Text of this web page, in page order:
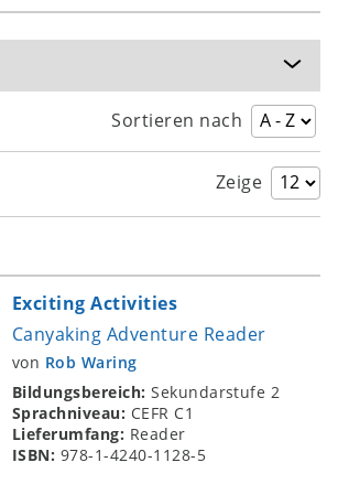
Sortieren nach
Zeige
Exciting Activities
Canyaking Adventure Reader
von Rob Waring
Bildungsbereich:Sekundarstufe 2
Sprachniveau: CEFR C1
Lieferumfang: Reader
ISBN: 978-1-4240-1128-5